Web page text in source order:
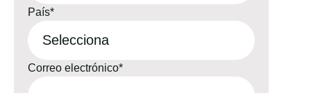
País*
Correo electrónico*